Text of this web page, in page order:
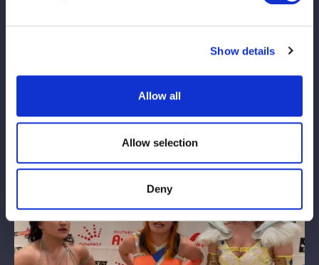
Show details
Allow all
Allow selection
Deny